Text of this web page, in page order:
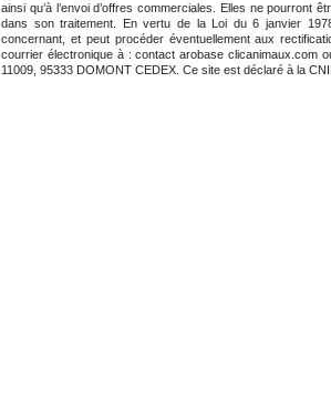
ainsi qu’à l’envoi d’offres commerciales. Elles ne pourront
dans son traitement. En vertu de la Loi du 6 janvier
concernant, et peut procéder éventuellement aux
courrier électronique à : contact arobase clicanimaux.com
11009, 95333 DOMONT CEDEX. Ce site est déclaré à la